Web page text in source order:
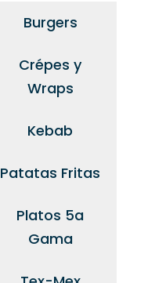
Burgers
Crépes y
Wraps
Kebab
Patatas Fritas
Platos 5a
Gama